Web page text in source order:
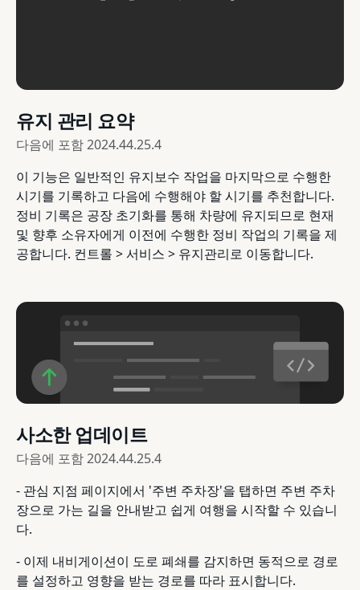
유지 관리 요약
다음에 포함2024.44.25.4
이 기능은 일반적인 유지보수 작업을 마지막으로 수행한
시기를 기록하고 다음에 수행해야 할 시기를 추천합니다.
정비 기록은 공장 초기화를 통해 차량에 유지되므로 현재
및 향후 소유자에게 이전에 수행한 정비 작업의 기록을 제
공합니다. 컨트롤 > 서비스 > 유지관리로 이동합니다.
사소한 업데이트
다음에 포함2024.44.25.4
- 관심 지점 페이지에서 '주변 주차장'을 탭하면 주변 주차
장으로 가는 길을 안내받고 쉽게 여행을 시작할 수 있습니
다.
- 이제 내비게이션이 도로 폐쇄를 감지하면 동적으로 경로
를 설정하고 영향을 받는 경로를 따라 표시합니다.